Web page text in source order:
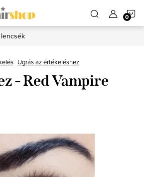
Ugrás az értékeléshez
- Red Vampire